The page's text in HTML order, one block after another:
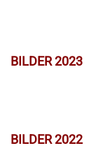
BILDER 2023
BILDER 2022